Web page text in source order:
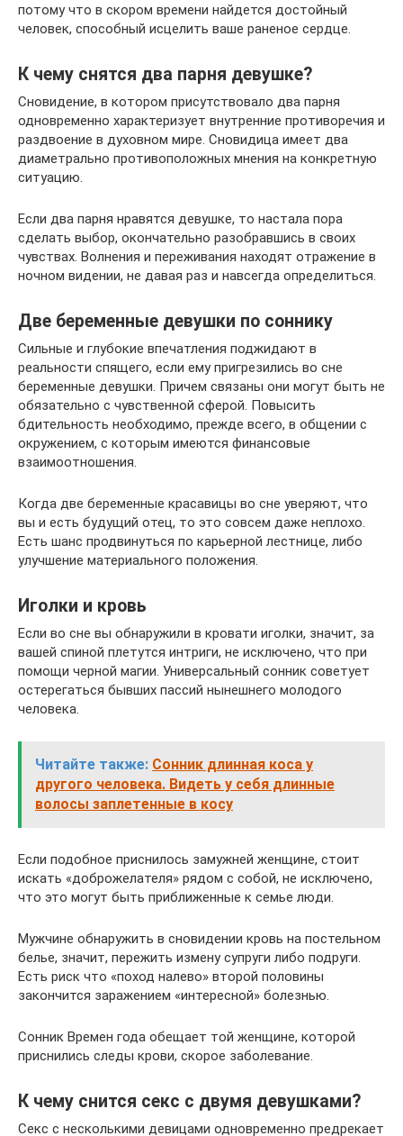
потому что в скором времени найдется достойный
человек, способный исцелить ваше раненое сердце.
К чему снятся два парня девушке?
Сновидение, в котором присутствовало два парня
одновременно характеризует внутренние противоречия и
раздвоение в духовном мире. Сновидица имеет два
диаметрально противоположных мнения на конкретную
ситуацию.
Если два парня нравятся девушке, то настала пора
сделать выбор, окончательно разобравшись в своих
чувствах. Волнения и переживания находят отражение в
ночном видении, не давая раз и навсегда определиться.
Две беременные девушки по соннику
Сильные и глубокие впечатления поджидают в
реальности спящего, если ему пригрезились во сне
беременные девушки. Причем связаны они могут быть не
обязательно с чувственной сферой. Повысить
бдительность необходимо, прежде всего, в общении с
окружением, с которым имеются финансовые
взаимоотношения.
Когда две беременные красавицы во сне уверяют, что
вы и есть будущий отец, то это совсем даже неплохо.
Есть шанс продвинуться по карьерной лестнице, либо
улучшение материального положения.
Иголки и кровь
Если во сне вы обнаружили в кровати иголки, значит, за
вашей спиной плетутся интриги, не исключено, что при
помощи черной магии. Универсальный сонник советует
остерегаться бывших пассий нынешнего молодого
человека.
Читайте также: Сонник длинная коса у
другого человека. Видеть у себя длинные
волосы заплетенные в косу
Если подобное приснилось замужней женщине, стоит
искать «доброжелателя» рядом с собой, не исключено,
что это могут быть приближенные к семье люди.
Мужчине обнаружить в сновидении кровь на постельном
белье, значит, пережить измену супруги либо подруги.
Есть риск что «поход налево» второй половины
закончится заражением «интересной» болезнью.
Сонник Времен года обещает той женщине, которой
приснились следы крови, скорое заболевание.
К чему снится секс с двумя девушками?
Секс с несколькими девицами одновременно предрекает